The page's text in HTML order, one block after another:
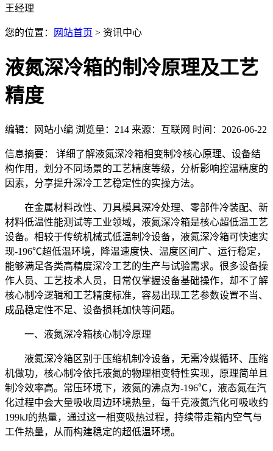
王经理
您的位置： 网站首页 > 资讯中心
液氮深冷箱的制冷原理及工艺
精度
编辑：网站小编 浏览量： 214 来源：互联网 时间：2026-06-22
信息摘要： 详细了解液氮深冷箱相变制冷核心原理、设备结
构作用，划分不同场景的工艺精度等级，分析影响控温精度的
因素，分享提升深冷工艺稳定性的实操方法。
在金属材料改性、刀具模具深冷处理、零部件冷装配、新
材料低温性能测试等工业领域，液氮深冷箱是核心超低温工艺
设备。相较于传统机械式低温制冷设备，液氮深冷箱可快速实
现-196℃超低温环境，降温速度快、温度区间广、运行稳定，
能够满足各类高精度深冷工艺的生产与试验需求。很多设备操
作人员、工艺技术人员，日常仅掌握设备基础操作，却不了解
核心制冷逻辑和工艺精度标准，容易出现工艺参数设置不当、
成品稳定性不足、设备损耗加快等问题。
一、液氮深冷箱核心制冷原理
液氮深冷箱区别于压缩机制冷设备，无需冷媒循环、压缩
机做功，核心制冷依托液氮的物理相变特性实现，原理简单且
制冷效率高。常压环境下，液氮的沸点为-196℃，液态氮在汽
化过程中会大量吸收周边环境热量，每千克液氮汽化可吸收约
199kJ的热量，通过这一相变吸热过程，持续带走箱内空气与
工件热量，从而构建稳定的超低温环境。